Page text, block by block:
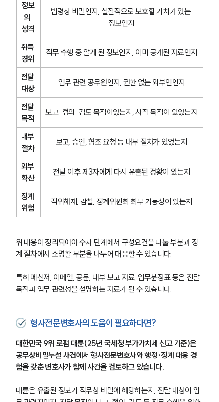
정보
의
성격
법령상 비밀인지, 실질적으로 보호할 가치가 있는
정보인지
취득
경위
직무 수행 중 알게 된 정보인지, 이미 공개된 자료인지
전달
대상
업무 관련 공무원인지, 권한 없는 외부인인지
전달
목적
보고·협의·검토 목적이었는지, 사적 목적이 있었는지
내부
절차
보고, 승인, 협조 요청 등 내부 절차가 있었는지
외부
확산
전달 이후 제3자에게 다시 유출된 정황이 있는지
징계
위험
직위해제, 감찰, 징계위원회 회부 가능성이 있는지
위 내용이 정리되어야 수사 단계에서 구성요건을 다툴 부분과 징
계 절차에서 소명할 부분을 나누어 대응할 수 있습니다.
특히 메신저, 이메일, 공문, 내부 보고 자료, 업무분장표 등은 전달
목적과 업무 관련성을 설명하는 자료가 될 수 있습니다.
형사전문변호사의 도움이 필요하다면?
대한민국 9위 로펌 대륜(25년 국세청 부가가치세 신고 기준)은
공무상비밀누설 사건에서 형사전문변호사와 행정·징계 대응 경
험을 갖춘 변호사가 함께 사건을 검토하고 있습니다.
대륜은 유출된 정보가 직무상 비밀에 해당하는지, 전달 대상이 업